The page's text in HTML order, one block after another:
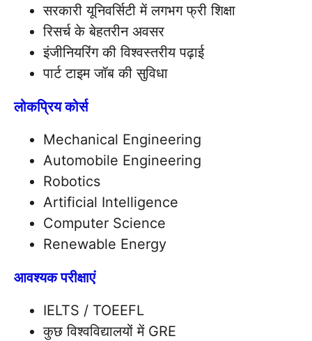
सरकारी यूनिवर्सिटी में लगभग फ्री शिक्षा
रिसर्च के बेहतरीन अवसर
इंजीनियरिंग की विश्वस्तरीय पढ़ाई
पार्ट टाइम जॉब की सुविधा
लोकप्रिय कोर्स
Mechanical Engineering
Automobile Engineering
Robotics
Artificial Intelligence
Computer Science
Renewable Energy
आवश्यक परीक्षाएं
IELTS / TOEEFL
कुछ विश्वविद्यालयों में GRE